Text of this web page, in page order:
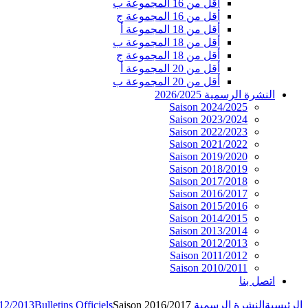
أقل من 16 المجموعة ب
أقل من 16 المجموعة ج
أقل من 18 المجموعة أ
أقل من 18 المجموعة ب
أقل من 18 المجموعة ج
أقل من 20 المجموعة أ
أقل من 20 المجموعة ب
النشرة الرسمية 2026/2025
Saison 2024/2025
Saison 2023/2024
Saison 2022/2023
Saison 2021/2022
Saison 2019/2020
Saison 2018/2019
Saison 2017/2018
Saison 2016/2017
Saison 2015/2016
Saison 2014/2015
Saison 2013/2014
Saison 2012/2013
Saison 2011/2012
Saison 2010/2011
اتصل بنا
الرئيسية النشرة الرسمية 2026/2025 2013Bulletins OfficielsSaison 2016/2017